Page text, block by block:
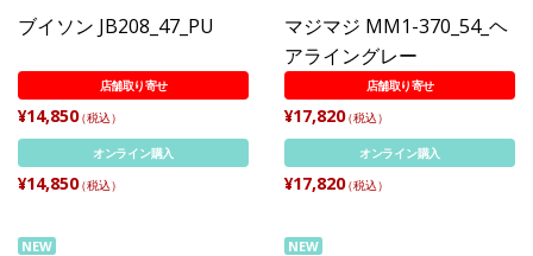
ブイソン JB208_47_PU
店舗取り寄せ
¥14,850（税込）
オンライン購入
¥14,850（税込）
マジマジ MM1-370_54_ヘ
アライングレー
店舗取り寄せ
¥17,820（税込）
オンライン購入
¥17,820（税込）
NEW NEW